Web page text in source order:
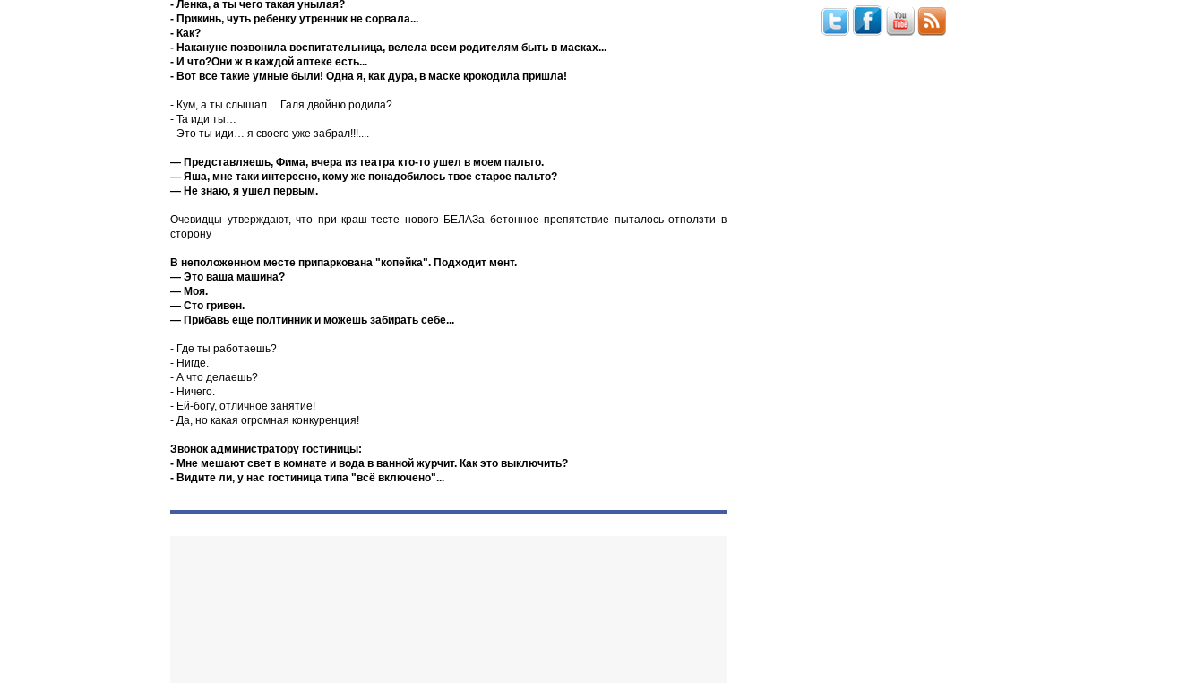
- Ленка, а ты чего такая унылая?
- Прикинь, чуть ребенку утренник не сорвала...
- Как?
- Накануне позвонила воспитательница, велела всем родителям быть в масках...
- И что?Они ж в каждой аптеке есть...
- Вот все такие умные были! Одна я, как дура, в маске крокодила пришла!
- Кум, а ты слышал… Галя двойню родила?
- Та иди ты…
- Это ты иди… я своего уже забрал!!!....
— Представляешь, Фима, вчера из театра кто-то ушел в моем пальто.
— Яша, мне таки интересно, кому же понадобилось твое старое пальто?
— Не знаю, я ушел первым.
Очевидцы утверждают, что при краш-тесте нового БЕЛАЗа бетонное препятствие пыталось отползти в
сторону
В неположенном месте припаркована "копейка". Подходит мент.
— Это ваша машина?
— Моя.
— Сто гривен.
— Прибавь еще полтинник и можешь забирать себе...
- Где ты работаешь?
- Нигде.
- А что делаешь?
- Ничего.
- Ей-богу, отличное занятие!
- Да, но какая огромная конкуренция!
Звонок администратору гостиницы:
- Мне мешают свет в комнате и вода в ванной журчит. Как это выключить?
- Видите ли, у нас гостиница типа "всё включено"...